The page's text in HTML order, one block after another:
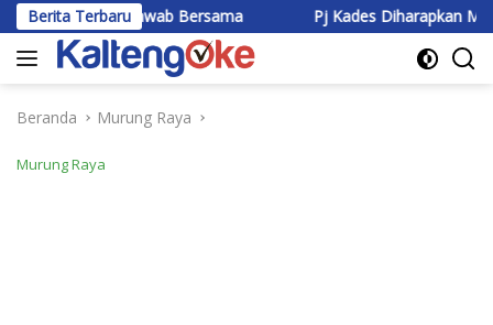
Langsung
ke
konten
Berita Terbaru
Jawab Bersama Pj Kades Diharapkan Mampu jadi
Beranda Murung Raya
Murung Raya